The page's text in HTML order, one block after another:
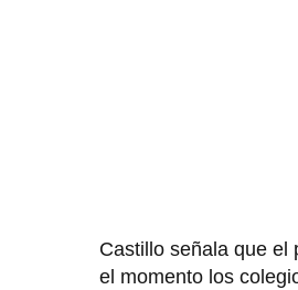
Castillo señala que el
el momento los